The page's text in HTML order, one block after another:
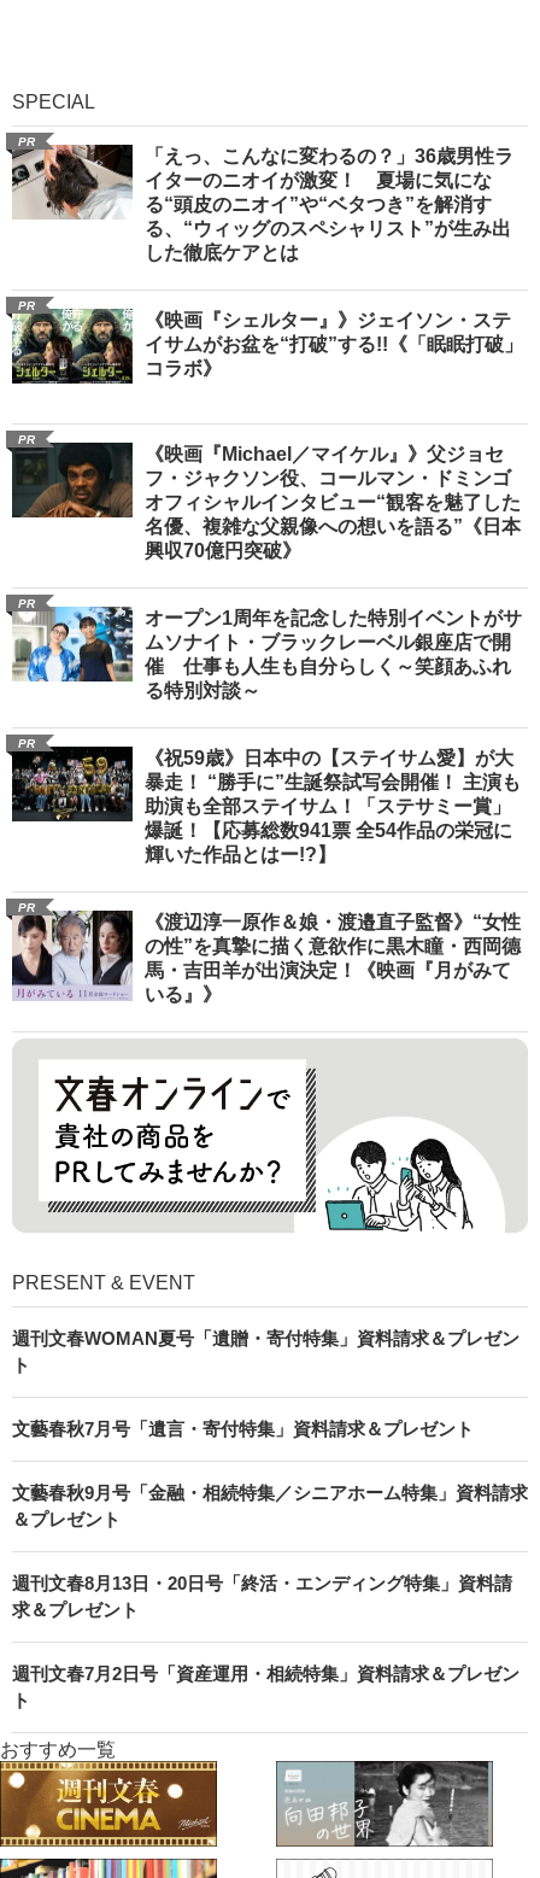
SPECIAL
PR
「えっ、こんなに変わるの？」36歳男性ラ
イターのニオイが激変！ 夏場に気にな
る“頭皮のニオイ”や“ベタつき”を解消す
る、“ウィッグのスペシャリスト”が生み出
した徹底ケアとは
PR
《映画『シェルター』》ジェイソン・ステ
イサムがお盆を“打破”する!!《「眠眠打破」
コラボ》
PR
《映画『Michael／マイケル』》父ジョセ
フ・ジャクソン役、コールマン・ドミンゴ
オフィシャルインタビュー“観客を魅了した
名優、複雑な父親像への想いを語る”《日本
興収70億円突破》
PR
オープン1周年を記念した特別イベントがサ
ムソナイト・ブラックレーベル銀座店で開
催 仕事も人生も自分らしく～笑顔あふれ
る特別対談～
PR
《祝59歳》日本中の【ステイサム愛】が大
暴走！ “勝手に”生誕祭試写会開催！ 主演も
助演も全部ステイサム！「ステサミー賞」
爆誕！【応募総数941票 全54作品の栄冠に
輝いた作品とはー!?】
PR
《渡辺淳一原作＆娘・渡邉直子監督》“女性
の性”を真摯に描く意欲作に黒木瞳・西岡德
馬・吉田羊が出演決定！《映画『月がみて
いる』》
PRESENT & EVENT
週刊文春WOMAN夏号「遺贈・寄付特集」資料請求＆プレゼン
ト
文藝春秋7月号「遺言・寄付特集」資料請求＆プレゼント
文藝春秋9月号「金融・相続特集／シニアホーム特集」資料請求
＆プレゼント
週刊文春8月13日・20日号「終活・エンディング特集」資料請
求＆プレゼント
週刊文春7月2日号「資産運用・相続特集」資料請求＆プレゼン
ト
おすすめ一覧